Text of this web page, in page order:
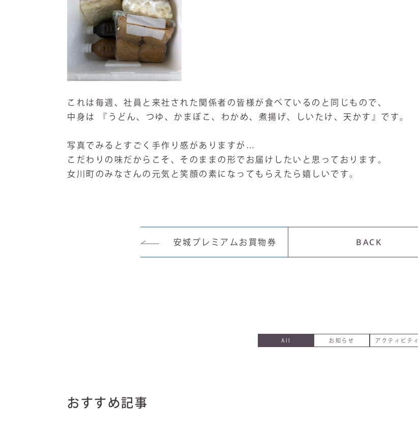
これは毎週、社員と来社された関係者の皆様が食べているのと同じもので、
中身は 『うどん、つゆ、かまぼこ、わかめ、煮揚げ、しいたけ、天かす』です。
写真でみるとすごく手作り感がありますが…
こだわりの味だからこそ、そのままの形でお届けしたいと思っております。
女川町のみなさんの元気と笑顔の素になってもらえたら嬉しいです。
安城プレミアムお買物券 BACK
All お知らせ アクティビティ
おすすめ記事